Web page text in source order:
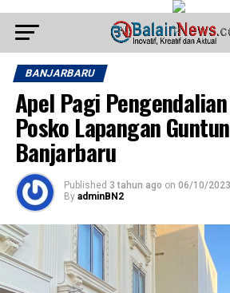
BANJARBARU
Apel Pagi
Posko Lapangan
Banjarbaru
Published 3 tahun ago on 06/10/2023
By adminBN2